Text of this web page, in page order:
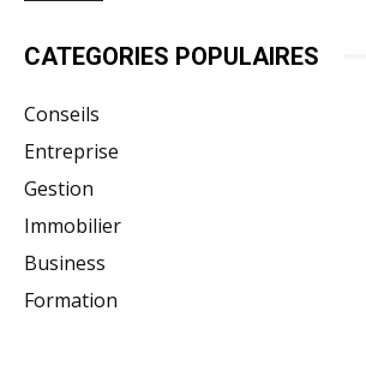
CATEGORIES POPULAIRES
Conseils
Entreprise
Gestion
Immobilier
Business
Formation